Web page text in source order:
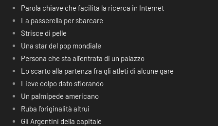
Parola chiave che facilita la ricerca in Internet
La passerella per sbarcare
Strisce di pelle
Una star del pop mondiale
Persona che sta all’entrata di un palazzo
Lo scarto alla partenza fra gli atleti di alcune gare
Lieve colpo dato sfiorando
Un palmipede americano
Ruba l’originalità altrui
Gli Argentini della capitale